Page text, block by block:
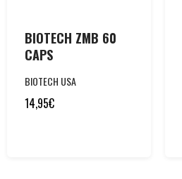
BIOTECH ZMB 60
CAPS
BIOTECH USA
14,95€